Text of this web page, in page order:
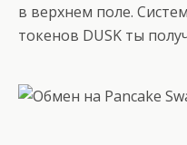
в верхнем поле.
токенов DUSK ты